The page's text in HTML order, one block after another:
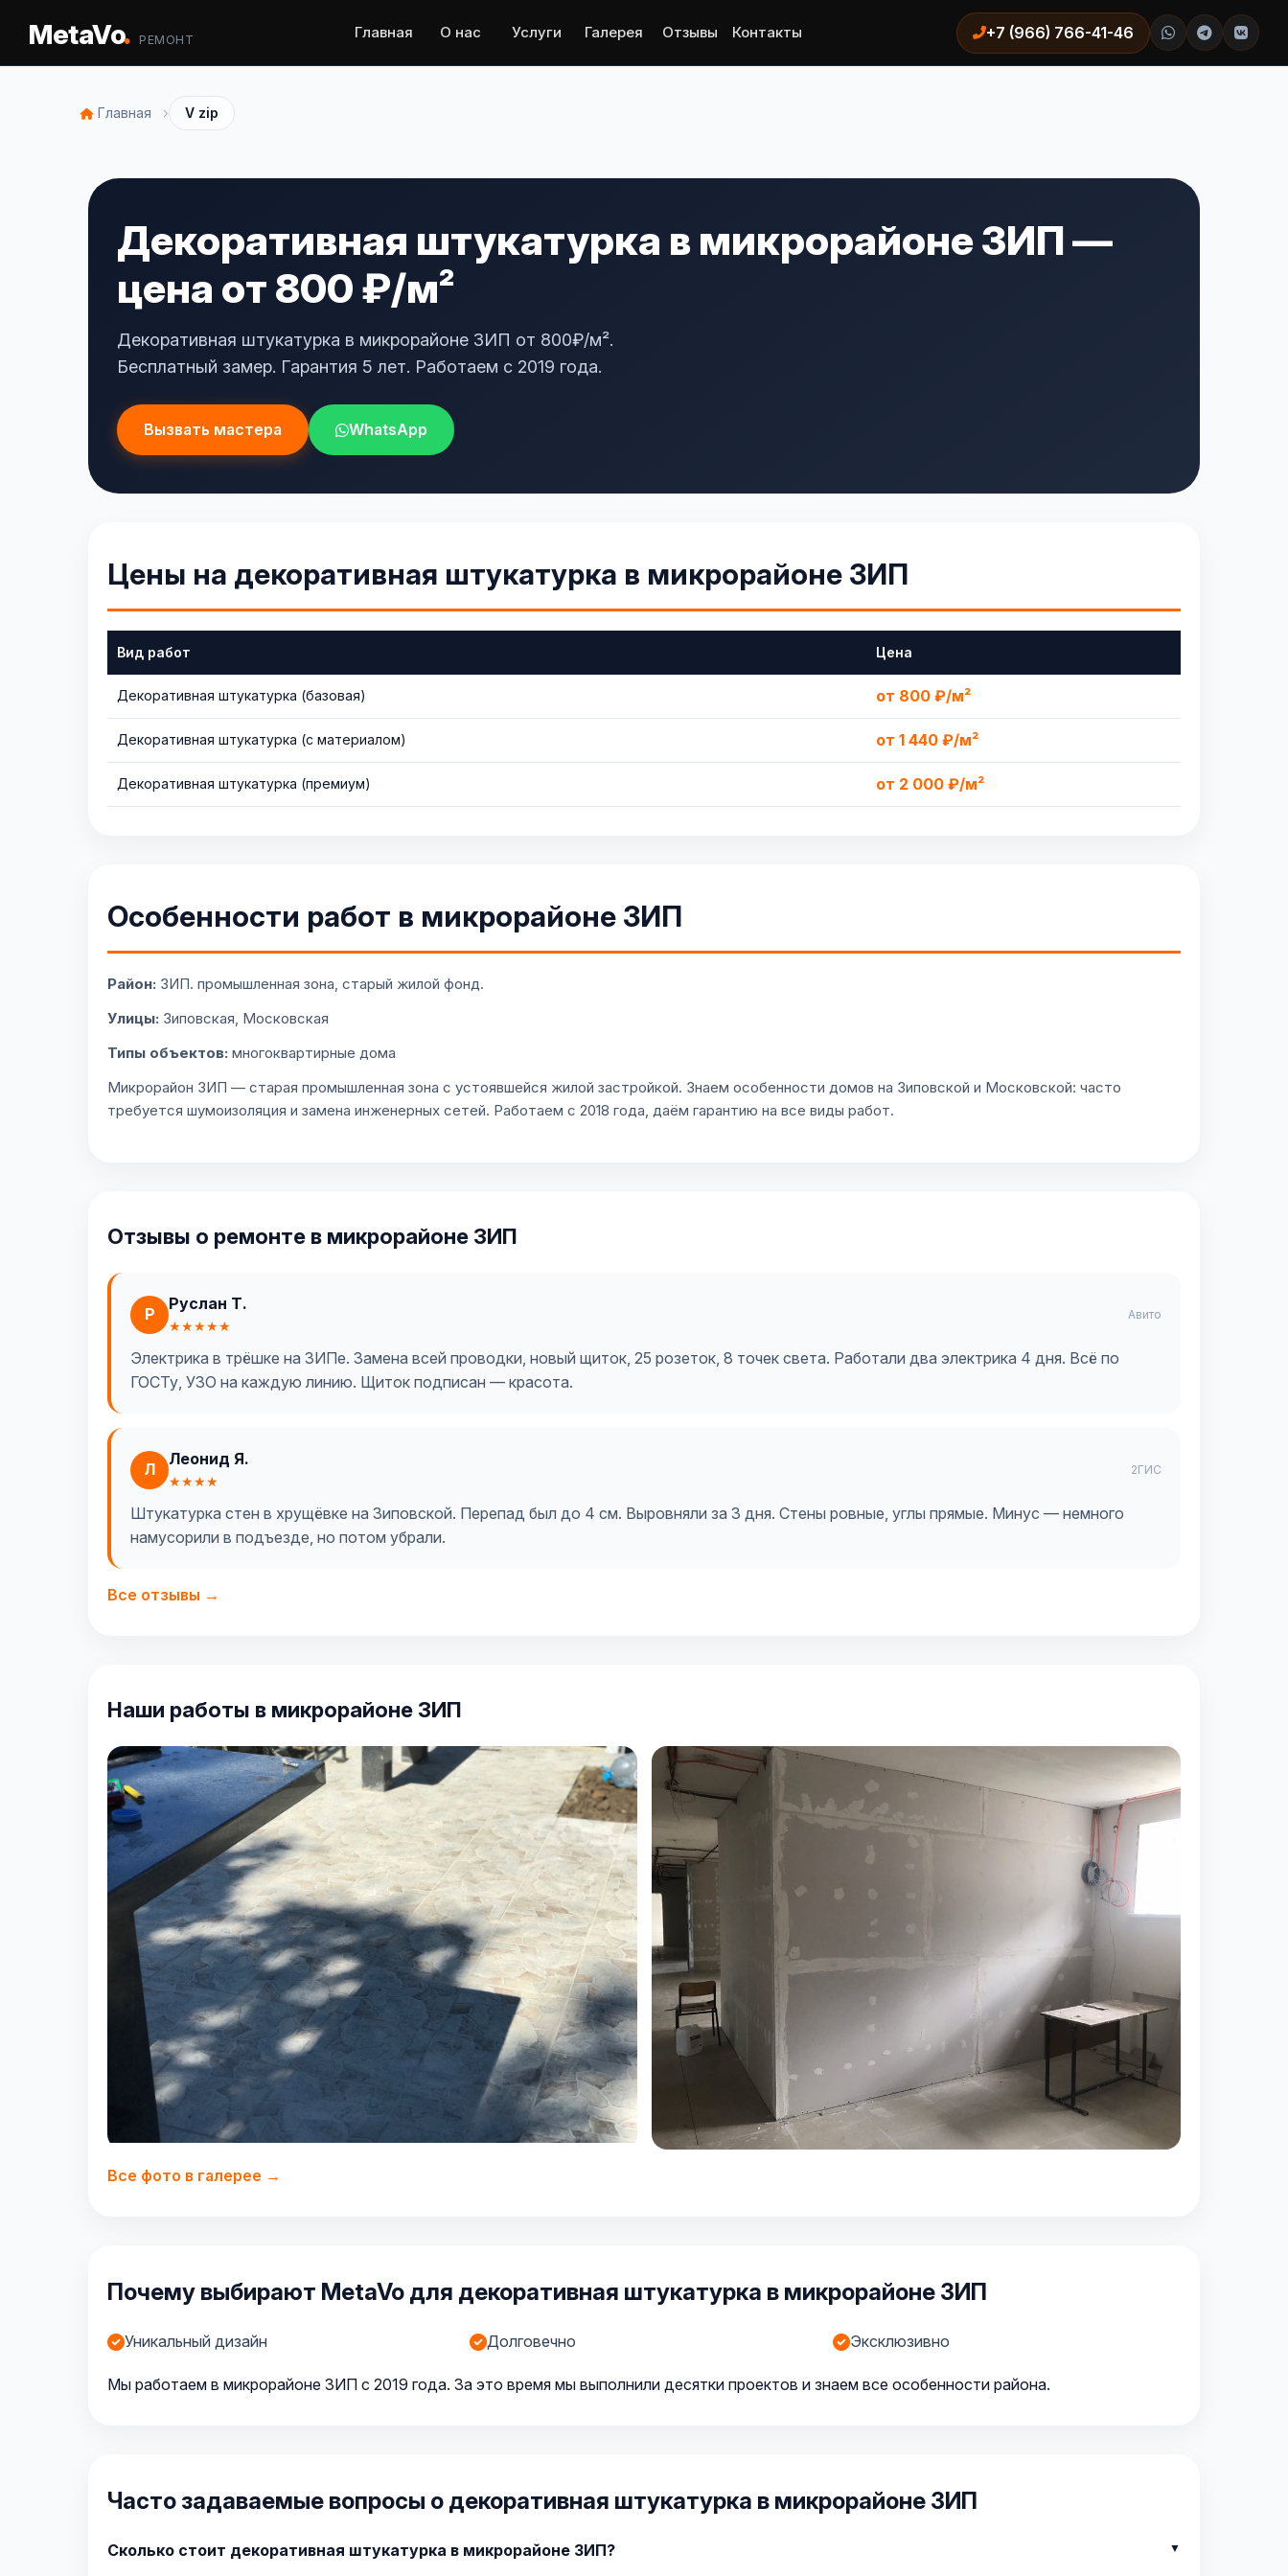
MetaVo. РЕМОНТ Главная О нас Услуги Галерея Отзывы Контакты +7 (966) 766-41-46
Главная › V zip
Декоративная штукатурка в микрорайоне ЗИП —
цена от 800 ₽/м²
Декоративная штукатурка в микрорайоне ЗИП от 800₽/м².
Бесплатный замер. Гарантия 5 лет. Работаем с 2019 года.
Вызвать мастера WhatsApp
Цены на декоративная штукатурка в микрорайоне ЗИП
Вид работ Цена
Декоративная штукатурка (базовая) от 800 ₽/м²
Декоративная штукатурка (с материалом) от 1 440 ₽/м²
Декоративная штукатурка (премиум) от 2 000 ₽/м²
Особенности работ в микрорайоне ЗИП
Район: ЗИП. промышленная зона, старый жилой фонд.
Улицы: Зиповская, Московская
Типы объектов: многоквартирные дома
Микрорайон ЗИП — старая промышленная зона с устоявшейся жилой застройкой. Знаем особенности домов на Зиповской и Московской: часто
требуется шумоизоляция и замена инженерных сетей. Работаем с 2018 года, даём гарантию на все виды работ.
Отзывы о ремонте в микрорайоне ЗИП
Р
Руслан Т.
★★★★★
Авито
Электрика в трёшке на ЗИПе. Замена всей проводки, новый щиток, 25 розеток, 8 точек света. Работали два электрика 4 дня. Всё по
ГОСТу, УЗО на каждую линию. Щиток подписан — красота.
Л
Леонид Я.
★★★★
2ГИС
Штукатурка стен в хрущёвке на Зиповской. Перепад был до 4 см. Выровняли за 3 дня. Стены ровные, углы прямые. Минус — немного
намусорили в подъезде, но потом убрали.
Все отзывы →
Наши работы в микрорайоне ЗИП
Все фото в галерее →
Почему выбирают MetaVo для декоративная штукатурка в микрорайоне ЗИП
Уникальный дизайн Долговечно Эксклюзивно
Мы работаем в микрорайоне ЗИП с 2019 года. За это время мы выполнили десятки проектов и знаем все особенности района.
Часто задаваемые вопросы о декоративная штукатурка в микрорайоне ЗИП
Сколько стоит декоративная штукатурка в микрорайоне ЗИП?